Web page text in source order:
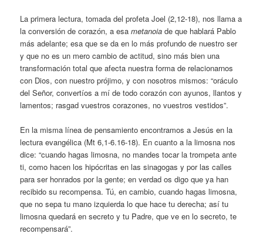
La primera lectura, tomada del profeta Joel (2,12-18), nos llama a
la conversión de corazón, a esametanoia de que hablará Pablo
más adelante; esa que se da en lo más profundo de nuestro ser
y que no es un mero cambio de actitud, sino más bien una
transformación total que afecta nuestra forma de relacionarnos
con Dios, con nuestro prójimo, y con nosotros mismos: “oráculo
del Señor, convertíos a mí de todo corazón con ayunos, llantos y
lamentos; rasgad vuestros corazones, no vuestros vestidos”.
En la misma línea de pensamiento encontramos a Jesús en la
lectura evangélica (Mt 6,1-6.16-18). En cuanto a la limosna nos
dice: “cuando hagas limosna, no mandes tocar la trompeta ante
ti, como hacen los hipócritas en las sinagogas y por las calles
para ser honrados por la gente; en verdad os digo que ya han
recibido su recompensa. Tú, en cambio, cuando hagas limosna,
que no sepa tu mano izquierda lo que hace tu derecha; así tu
limosna quedará en secreto y tu Padre, que ve en lo secreto, te
recompensará”.